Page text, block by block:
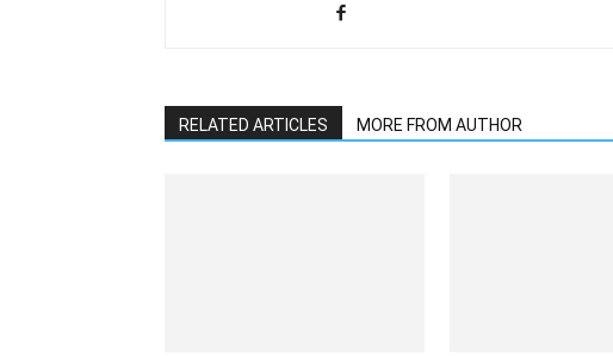
RELATED ARTICLES MORE FROM AUTHOR